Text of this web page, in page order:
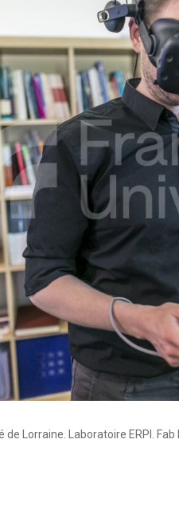
de Lorraine. Laboratoire ERPI.